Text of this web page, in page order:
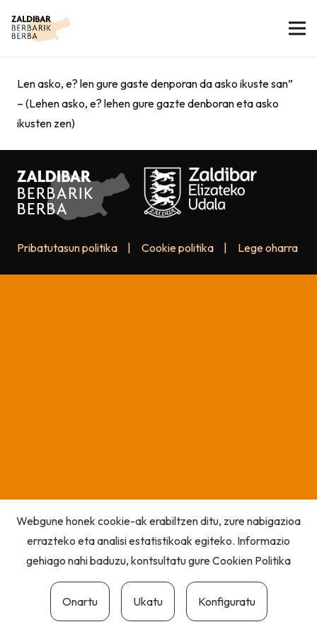
Len asko, e? len gure gaste denporan da asko ikuste san”
– (Lehen asko, e? lehen gure gazte denboran eta asko
ikusten zen)
Pribatutasun politika Cookie politika Lege oharra
Webgune honek cookie-ak erabiltzen ditu, zure nabigazioa
errazteko eta analisi estatistikoak egiteko. Informazio
gehiago nahi baduzu, kontsultatu gureCookien Politika
Onartu Ukatu Konfiguratu